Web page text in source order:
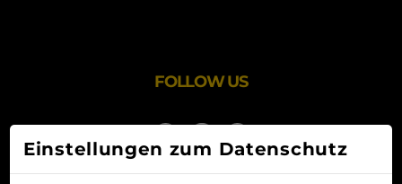
FOLLOW US
Einstellungen zum Datenschutz